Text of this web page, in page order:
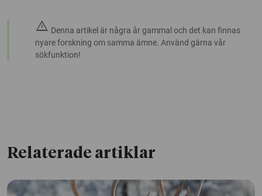
warning Denna artikel är några år gammal och det kan finnas
nyare forskning om samma ämne. Använd gärna vår
sökfunktion!
Relaterade artiklar